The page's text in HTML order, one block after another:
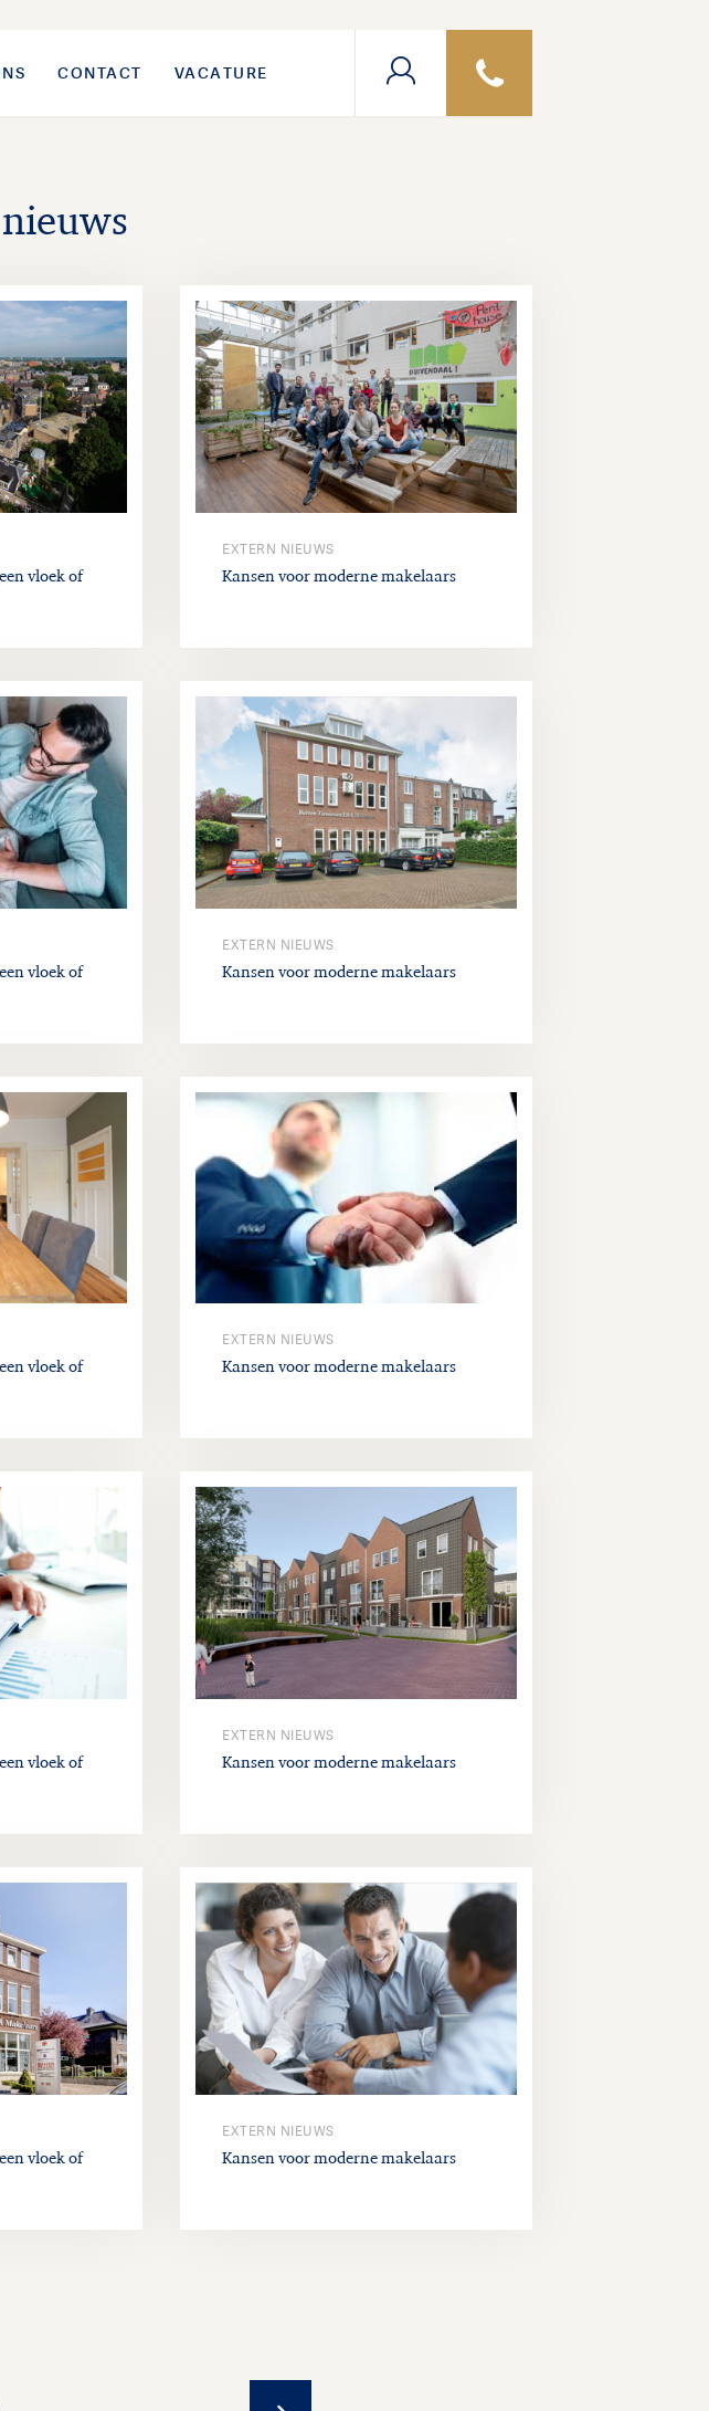
CONTACT VACATURE
vloek of
EXTERN NIEUWS
Kansen voor moderne makelaars
vloek of
EXTERN NIEUWS
Kansen voor moderne makelaars
vloek of
EXTERN NIEUWS
Kansen voor moderne makelaars
vloek of
EXTERN NIEUWS
Kansen voor moderne makelaars
vloek of
EXTERN NIEUWS
Kansen voor moderne makelaars